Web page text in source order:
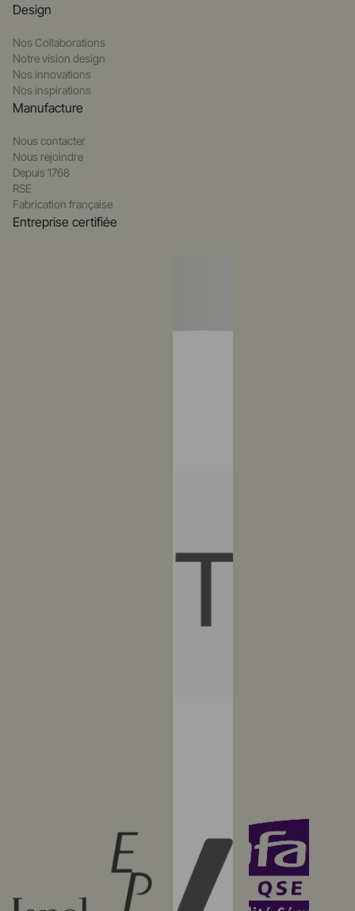
Design
Nos Collaborations
Notre vision design
Nos innovations
Nos inspirations
Manufacture
Nous contacter
Nous rejoindre
Depuis 1768
RSE
Fabrication française
Entreprise certifiée